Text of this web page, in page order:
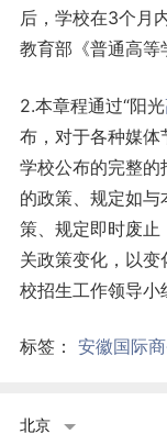
后，学校在3个月
教育部《普通高等
2.本章程通过“阳光
布，对于各种媒体
学校公布的完整
的政策、规定如
策、规定即时废
关政策变化，以
校招生工作领导小
标签： 安徽国际
北京